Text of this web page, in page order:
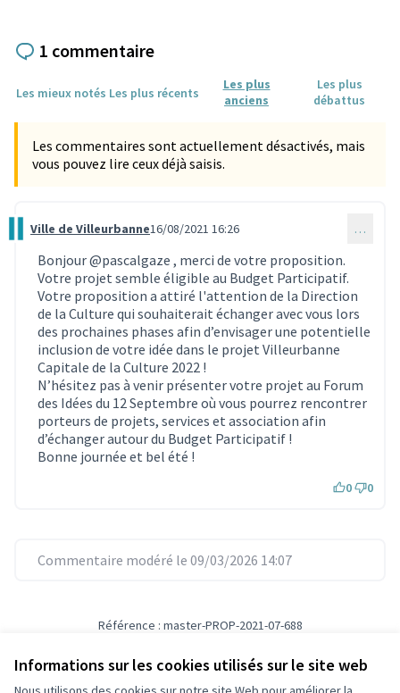
Informations sur les cookies utilisés sur le site web
1 commentaire
Les mieux notés Les plus récents
Les plus
anciens
Les plus
débattus
Les commentaires sont actuellement désactivés, mais
vous pouvez lire ceux déjà saisis.
Commentaire 999
Ville de Villeurbanne16/08/2021 16:26 …
Bonjour@pascalgaze , merci de votre proposition.
Votre projet semble éligible au Budget Participatif.
Votre proposition a attiré l'attention de la Direction
de la Culture qui souhaiterait échanger avec vous lors
des prochaines phases afin d’envisager une potentielle
inclusion de votre idée dans le projet Villeurbanne
Capitale de la Culture 2022 !
N’hésitez pas à venir présenter votre projet au Forum
des Idées du 12 Septembre où vous pourrez rencontrer
porteurs de projets, services et association afin
d’échanger autour du Budget Participatif !
Bonne journée et bel été !
0 0
Commentaire modéré le 09/03/2026 14:07
Référence : master-PROP-2021-07-688